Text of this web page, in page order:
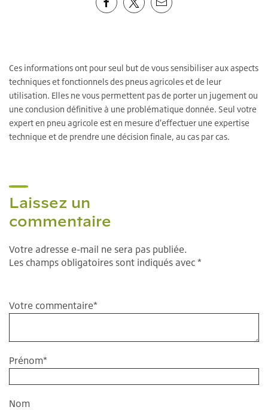
Ces informations ont pour seul but de vous sensibiliser aux aspects
techniques et fonctionnels des pneus agricoles et de leur
utilisation. Elles ne vous permettent pas de porter un jugement ou
une conclusion définitive à une problématique donnée. Seul votre
expert en pneu agricole est en mesure d'effectuer une expertise
technique et de prendre une décision finale, au cas par cas.
Laissez un
commentaire
Votre adresse e-mail ne sera pas publiée.
Les champs obligatoires sont indiqués avec *
Votre commentaire*
Prénom*
Nom